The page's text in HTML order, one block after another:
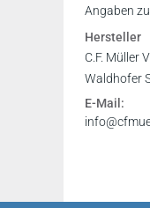
Alles
Mit
http://
Angaben
Hersteller
C.F. Müller
Waldhofer
E-Mail: